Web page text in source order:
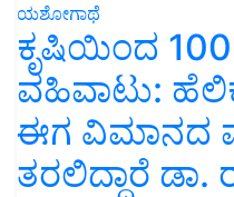
ಯಶೋಗಾಥೆ
ಕೃಷಿಯಿಂದ
ವಹಿವಾಟು:
ಈಗ ವಿಮಾನದ
ತರಲಿದ್ದಾರೆ ಡಾ.